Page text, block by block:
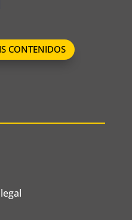
CONTENIDOS